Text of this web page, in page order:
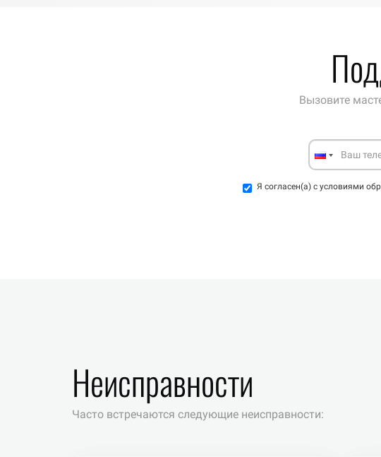
Вызовите
Я согласен(а) с условиями
Неисправности
Часто встречаются следующие неисправности: